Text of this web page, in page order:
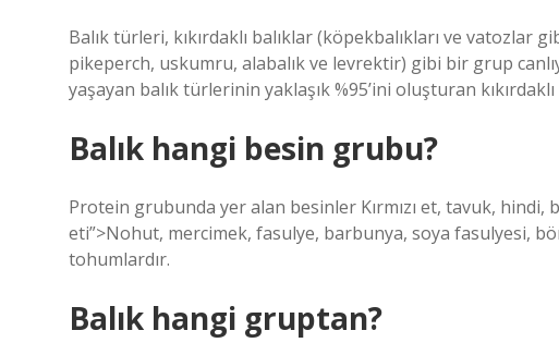
Balık türleri, kıkırdaklı balıklar (köpekbalıkları ve
pikeperch, uskumru, alabalık ve levrektir) gibi bir grup
yaşayan balık türlerinin yaklaşık %95’ini oluşturan kıkırdaklı
Balık hangi besin grubu?
Protein grubunda yer alan besinler Kırmızı et, tavuk,
eti”>Nohut, mercimek, fasulye, barbunya, soya fasulyesi,
tohumlardır.
Balık hangi gruptan?